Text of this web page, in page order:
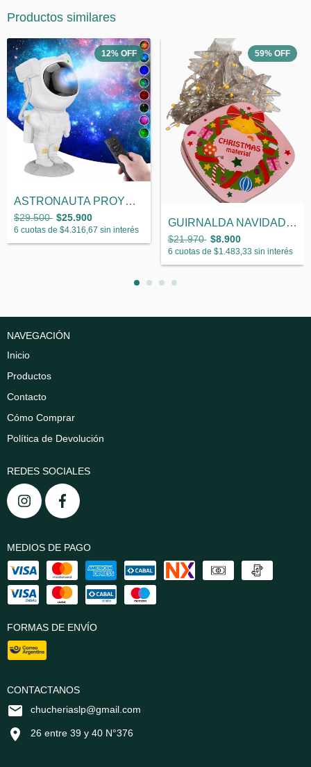
Productos similares
12% OFF
ASTRONAUTA PROYECTOR GALAXIA ESTRELLAS
$29.500 $25.900
6 cuotas de $4.316,67 sin interés
59% OFF
GUIRNALDA NAVIDAD CÁLIDAS
$21.970 $8.900
6 cuotas de $1.483,33 sin interés
NAVEGACIÓN
Inicio
Productos
Contacto
Cómo Comprar
Política de Devolución
REDES SOCIALES
MEDIOS DE PAGO
FORMAS DE ENVÍO
CONTACTANOS
chucheriaslp@gmail.com
26 entre 39 y 40 N°376